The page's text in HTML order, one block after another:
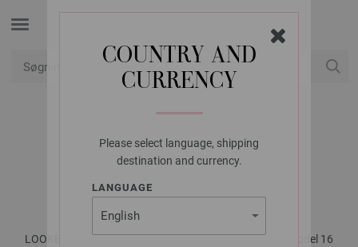
COUNTRY AND
CURRENCY
Please select language, shipping
destination and currency.
LANGUAGE
LANA GROSSA
JAKKE PUNO DUE
LOOKBOOK No. 12 - Magasin (DE) + Opskrifter (DK) | Model 16